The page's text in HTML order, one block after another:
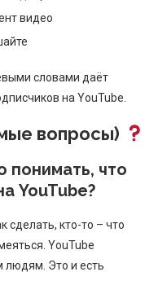
видео
словами даёт
на YouTube.
вопросы)
понимать, что
YouTube?
сделать, кто-то – что
YouTube
людям. Это и есть